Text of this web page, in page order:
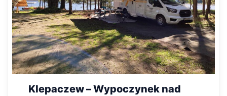
Klepaczew – Wypoczynek nad